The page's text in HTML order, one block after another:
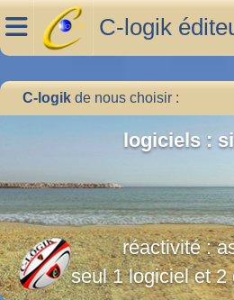
C-logik
C-logik de nous choisir :
logiciels :
réactivité :
seul 1 logiciel et 2